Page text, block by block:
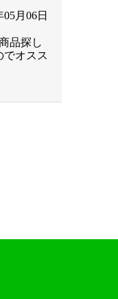
月06日
品探し
でオスス